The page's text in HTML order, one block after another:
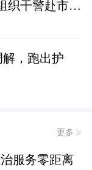
干警赴市禁
习
，跑出护
更多 >
服务零距离